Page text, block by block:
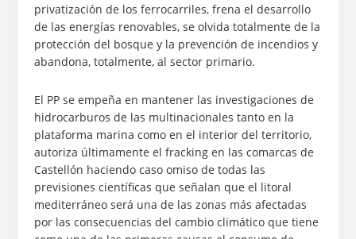
privatización de los ferrocarriles, frena el desarrollo
de las energías renovables, se olvida totalmente de la
protección del bosque y la prevención de incendios y
abandona, totalmente, al sector primario.
El PP se empeña en mantener las investigaciones de
hidrocarburos de las multinacionales tanto en la
plataforma marina como en el interior del territorio,
autoriza últimamente el fracking en las comarcas de
Castellón haciendo caso omiso de todas las
previsiones científicas que señalan que el litoral
mediterráneo será una de las zonas más afectadas
por las consecuencias del cambio climático que tiene